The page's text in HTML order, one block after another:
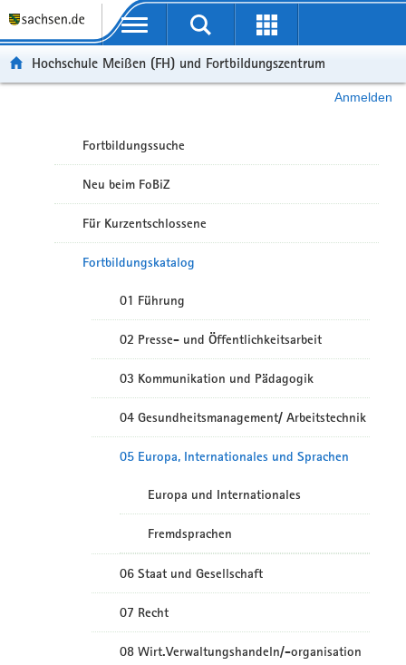
Portalübergreifende Navigation
Hochschule Meißen (FH) und Fortbildungszentrum
Anmelden
Fortbildungssuche
Neu beim FoBiZ
Für Kurzentschlossene
Fortbildungskatalog
01 Führung
02 Presse- und Öffentlichkeitsarbeit
03 Kommunikation und Pädagogik
04 Gesundheitsmanagement/ Arbeitstechnik
05 Europa, Internationales und Sprachen
Europa und Internationales
Fremdsprachen
06 Staat und Gesellschaft
07 Recht
08 Wirt.Verwaltungshandeln/-organisation